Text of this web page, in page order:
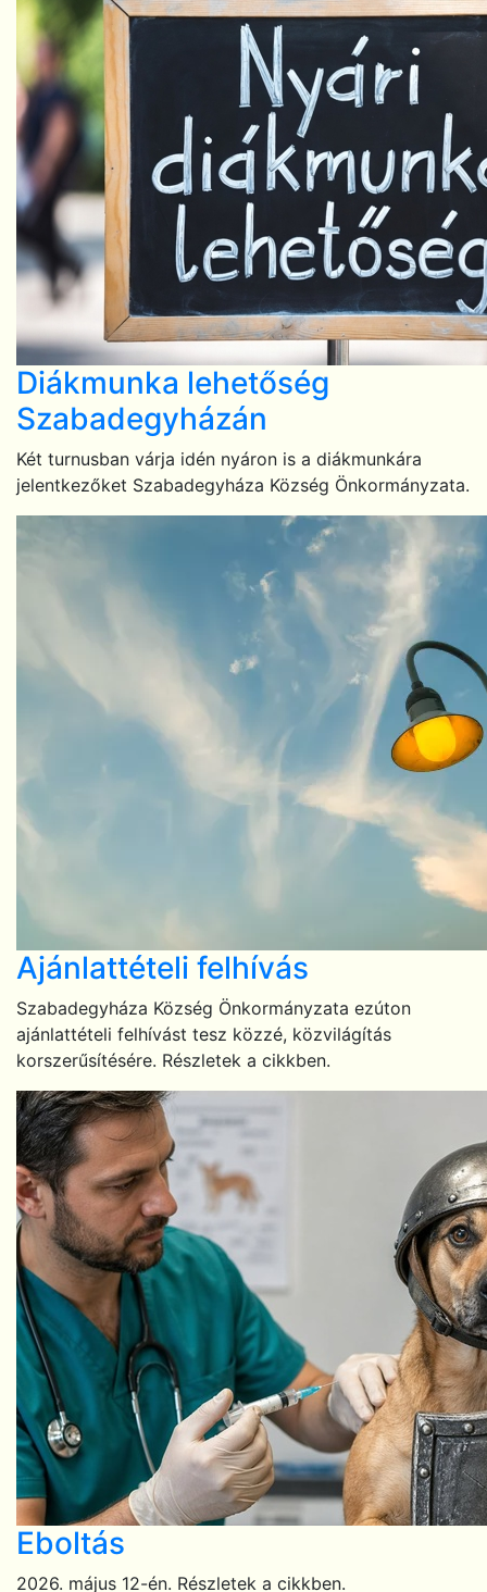
Diákmunka lehetőség
Szabadegyházán
Két turnusban várja idén nyáron is a diákmunkára
jelentkezőket Szabadegyháza Község Önkormányzata.
Ajánlattételi felhívás
Szabadegyháza Község Önkormányzata ezúton
ajánlattételi felhívást tesz közzé, közvilágítás
korszerűsítésére. Részletek a cikkben.
Eboltás
2026. május 12-én. Részletek a cikkben.